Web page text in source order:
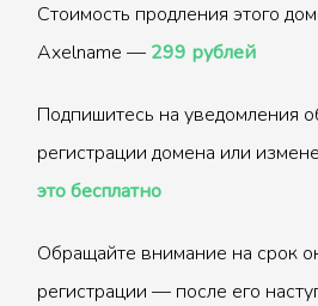
Стоимость продления этого
Axelname — 299 рублей
Подпишитесь на уведомления
регистрации домена или
это бесплатно
Обращайте внимание на срок
регистрации — после его